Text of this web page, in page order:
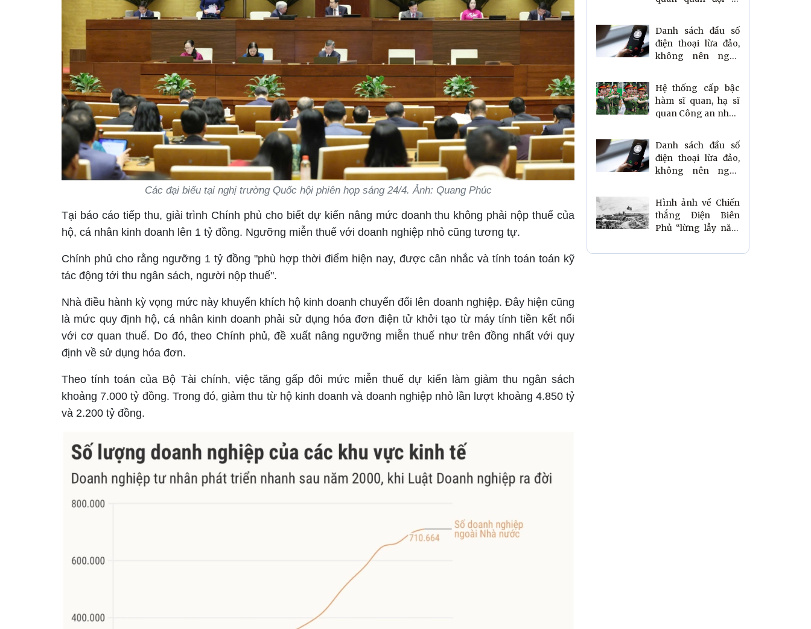
Các đại biểu tại nghị trường Quốc hội phiên họp sáng 24/4. Ảnh: Quang Phúc
Tại báo cáo tiếp thu, giải trình Chính phủ cho biết dự kiến nâng mức doanh thu không phải nộp thuế của
hộ, cá nhân kinh doanh lên 1 tỷ đồng. Ngưỡng miễn thuế với doanh nghiệp nhỏ cũng tương tự.
Chính phủ cho rằng ngưỡng 1 tỷ đồng "phù hợp thời điểm hiện nay, được cân nhắc và tính toán toán kỹ
tác động tới thu ngân sách, người nộp thuế".
Nhà điều hành kỳ vọng mức này khuyến khích hộ kinh doanh chuyển đổi lên doanh nghiệp. Đây hiện cũng
là mức quy định hộ, cá nhân kinh doanh phải sử dụng hóa đơn điện tử khởi tạo từ máy tính tiền kết nối
với cơ quan thuế. Do đó, theo Chính phủ, đề xuất nâng ngưỡng miễn thuế như trên đồng nhất với quy
định về sử dụng hóa đơn.
Theo tính toán của Bộ Tài chính, việc tăng gấp đôi mức miễn thuế dự kiến làm giảm thu ngân sách
khoảng 7.000 tỷ đồng. Trong đó, giảm thu từ hộ kinh doanh và doanh nghiệp nhỏ lần lượt khoảng 4.850 tỷ
và 2.200 tỷ đồng.
Danh sách đầu số
điện thoại lừa đảo,
không nên nghe
Hệ thống cấp bậc
hàm sĩ quan, hạ sĩ
quan Công an nhân
Danh sách đầu số
điện thoại lừa đảo,
không nên nghe
Hình ảnh về Chiến
thắng Điện Biên
Phủ “lừng lẫy năm
cầu”